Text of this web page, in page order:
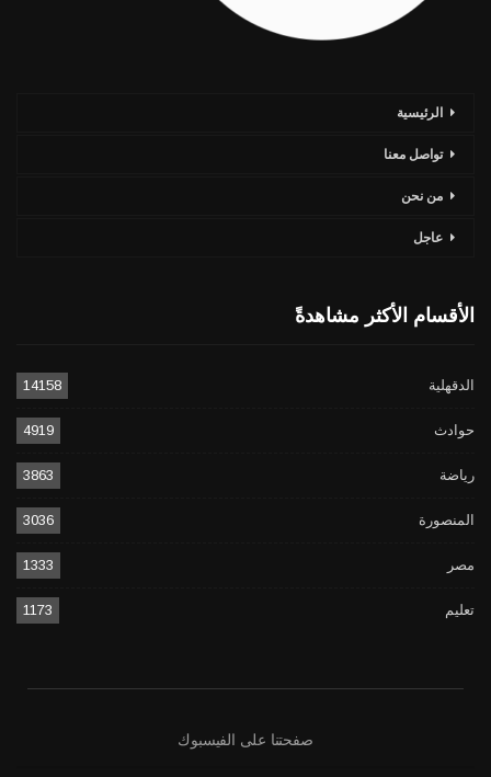
الرئيسية
تواصل معنا
من نحن
عاجل
الأقسام الأكثر مشاهدةً
الدقهلية 14158
حوادث 4919
رياضة 3863
المنصورة 3036
مصر 1333
تعليم 1173
صفحتنا على الفيسبوك